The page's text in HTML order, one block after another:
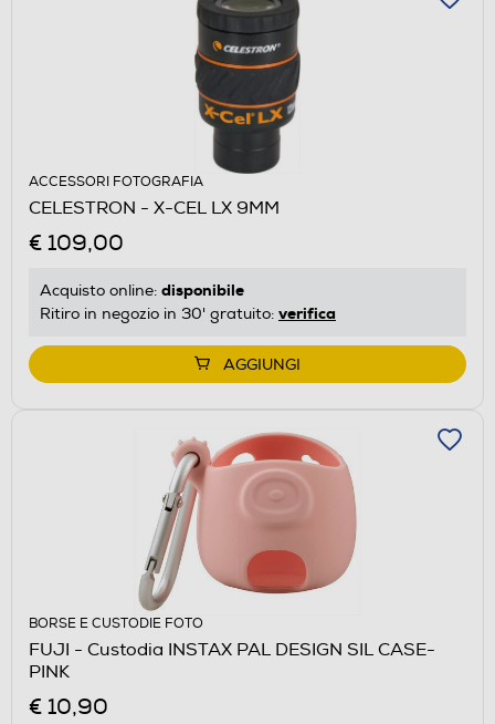
ACCESSORI FOTOGRAFIA
CELESTRON - X-CEL LX 9MM
€ 109,00
Acquisto online: disponibile
Ritiro in negozio in 30' gratuito: verifica
AGGIUNGI
BORSE E CUSTODIE FOTO
FUJI - Custodia INSTAX PAL DESIGN SIL CASE-
PINK
€ 10,90